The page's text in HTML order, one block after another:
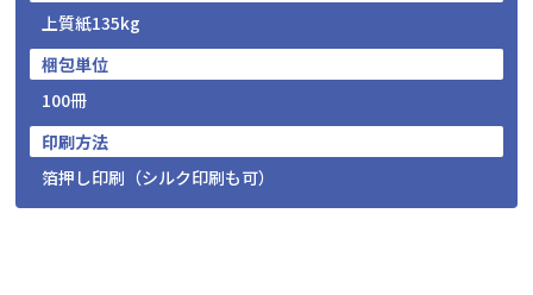
上質紙135kg
梱包単位
100冊
印刷方法
箔押し印刷（シルク印刷も可）